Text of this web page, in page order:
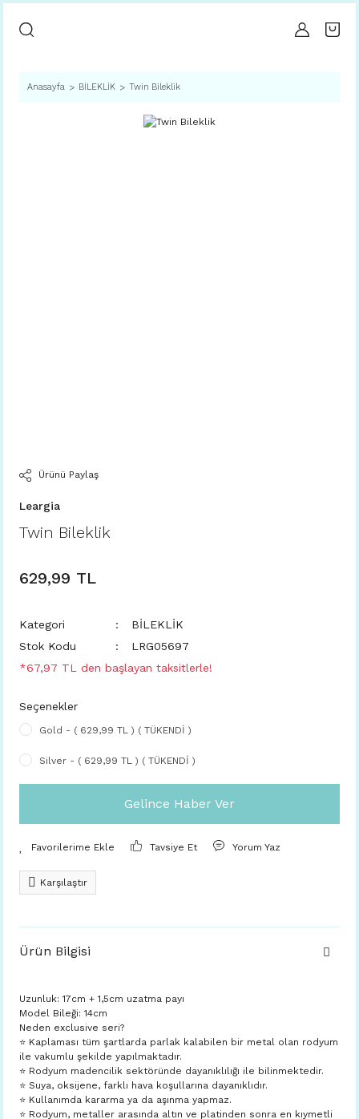
Anasayfa BİLEKLİK Twin Bileklik
Ürünü Paylaş
Leargia
Twin Bileklik
629,99 TL
Kategori
BİLEKLİK
Stok Kodu
LRG05697
*67,97 TL den başlayan taksitlerle!
Seçenekler
Gold - ( 629,99 TL ) ( TÜKENDİ )
Silver - ( 629,99 TL ) ( TÜKENDİ )
Gelince Haber Ver
Tavsiye Et Yorum Yaz
Karşılaştır
Ürün Bilgisi
Uzunluk: 17cm + 1,5cm uzatma payı
Model Bileği: 14cm
Neden exclusive seri?
⭐️ Kaplaması tüm şartlarda parlak kalabilen bir metal olan rodyum
ile vakumlu şekilde yapılmaktadır.
⭐️ Rodyum madencilik sektöründe dayanıklılığı ile bilinmektedir.
⭐️ Suya, oksijene, farklı hava koşullarına dayanıklıdır.
⭐️ Kullanımda kararma ya da aşınma yapmaz.
⭐️ Rodyum, metaller arasında altın ve platinden sonra en kıymetli